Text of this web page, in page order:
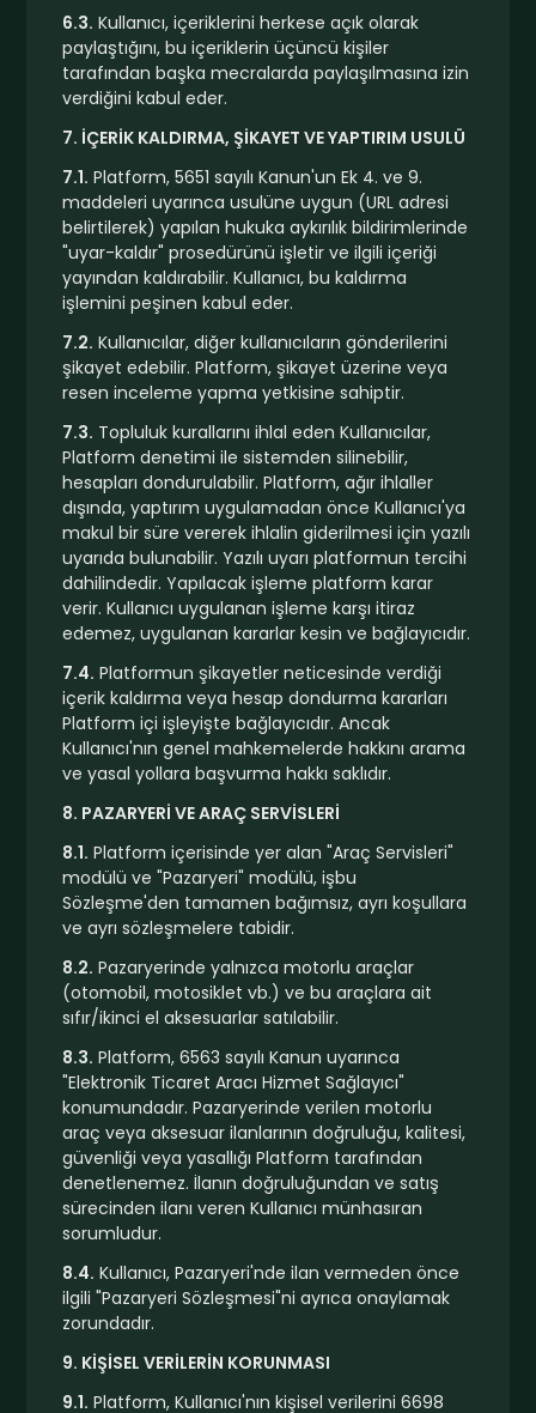
6.3. Kullanıcı, içeriklerini herkese açık olarak
paylaştığını, bu içeriklerin üçüncü kişiler
tarafından başka mecralarda paylaşılmasına izin
verdiğini kabul eder.
7. İÇERİK KALDIRMA, ŞİKAYET VE YAPTIRIM USULÜ
7.1. Platform, 5651 sayılı Kanun'un Ek 4. ve 9.
maddeleri uyarınca usulüne uygun (URL adresi
belirtilerek) yapılan hukuka aykırılık bildirimlerinde
"uyar-kaldır" prosedürünü işletir ve ilgili içeriği
yayından kaldırabilir. Kullanıcı, bu kaldırma
işlemini peşinen kabul eder.
7.2. Kullanıcılar, diğer kullanıcıların gönderilerini
şikayet edebilir. Platform, şikayet üzerine veya
resen inceleme yapma yetkisine sahiptir.
7.3. Topluluk kurallarını ihlal eden Kullanıcılar,
Platform denetimi ile sistemden silinebilir,
hesapları dondurulabilir. Platform, ağır ihlaller
dışında, yaptırım uygulamadan önce Kullanıcı'ya
makul bir süre vererek ihlalin giderilmesi için yazılı
uyarıda bulunabilir. Yazılı uyarı platformun tercihi
dahilindedir. Yapılacak işleme platform karar
verir. Kullanıcı uygulanan işleme karşı itiraz
edemez, uygulanan kararlar kesin ve bağlayıcıdır.
7.4. Platformun şikayetler neticesinde verdiği
içerik kaldırma veya hesap dondurma kararları
Platform içi işleyişte bağlayıcıdır. Ancak
Kullanıcı'nın genel mahkemelerde hakkını arama
ve yasal yollara başvurma hakkı saklıdır.
8. PAZARYERİ VE ARAÇ SERVİSLERİ
8.1. Platform içerisinde yer alan "Araç Servisleri"
modülü ve "Pazaryeri" modülü, işbu
Sözleşme'den tamamen bağımsız, ayrı koşullara
ve ayrı sözleşmelere tabidir.
8.2. Pazaryerinde yalnızca motorlu araçlar
(otomobil, motosiklet vb.) ve bu araçlara ait
sıfır/ikinci el aksesuarlar satılabilir.
8.3. Platform, 6563 sayılı Kanun uyarınca
"Elektronik Ticaret Aracı Hizmet Sağlayıcı"
konumundadır. Pazaryerinde verilen motorlu
araç veya aksesuar ilanlarının doğruluğu, kalitesi,
güvenliği veya yasallığı Platform tarafından
denetlenemez. İlanın doğruluğundan ve satış
sürecinden ilanı veren Kullanıcı münhasıran
sorumludur.
8.4. Kullanıcı, Pazaryeri'nde ilan vermeden önce
ilgili "Pazaryeri Sözleşmesi"ni ayrıca onaylamak
zorundadır.
9. KİŞİSEL VERİLERİN KORUNMASI
9.1. Platform, Kullanıcı'nın kişisel verilerini 6698